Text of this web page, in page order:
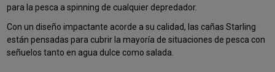
para la pesca a spinning de cualquier depredador.
Con un diseño impactante acorde a su calidad, las cañas Starling
están pensadas para cubrir la mayoría de situaciones de pesca con
señuelos tanto en agua dulce como salada.